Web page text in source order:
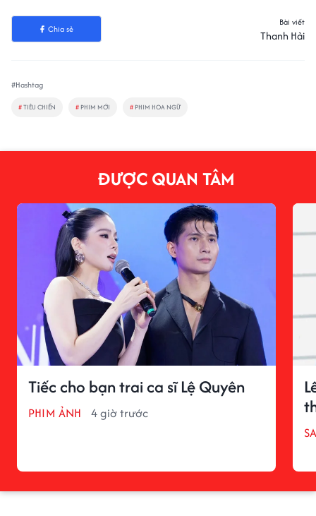
Chia sẻ
Bài viết
Thanh Hải
#Hashtag
#TIÊU CHIẾN # PHIM MỚI # PHIM HOA NGỮ
ĐƯỢC QUAN TÂM
Tiếc cho bạn trai ca sĩ Lệ Quyên
PHIM ẢNH 4 giờ trước